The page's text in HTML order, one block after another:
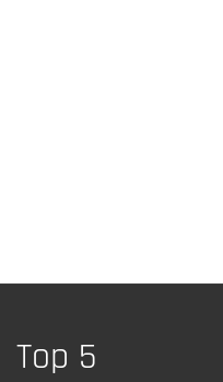
Top 5